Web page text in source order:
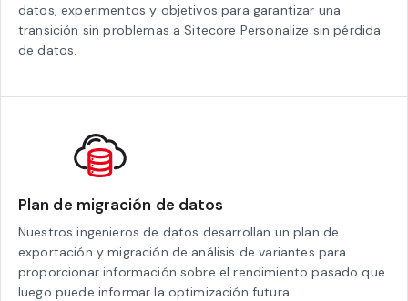
datos, experimentos y objetivos para garantizar una
transición sin problemas a Sitecore Personalize sin pérdida
de datos.
Plan de migración de datos
Nuestros ingenieros de datos desarrollan un plan de
exportación y migración de análisis de variantes para
proporcionar información sobre el rendimiento pasado que
luego puede informar la optimización futura.